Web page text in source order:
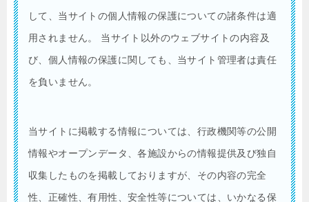
して、当サイトの個人情報の保護についての諸条件は適
用されません。 当サイト以外のウェブサイトの内容及
び、個人情報の保護に関しても、当サイト管理者は責任
を負いません。
当サイトに掲載する情報については、行政機関等の公開
情報やオープンデータ、各施設からの情報提供及び独自
収集したものを掲載しておりますが、その内容の完全
性、正確性、有用性、安全性等については、いかなる保